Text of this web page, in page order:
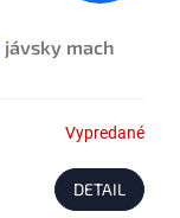
jávsky mach
Vypredané
DETAIL